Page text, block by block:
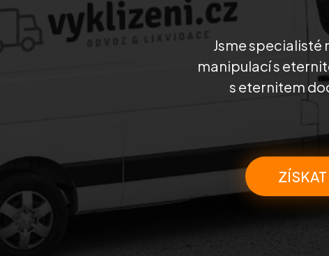
Vyklízení sklepů a garáží
Vyklízení zahrad
Jsme specialisté
manipulací s
s eternitem